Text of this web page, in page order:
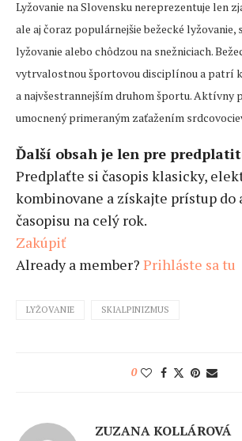
Lyžovanie na Slovensku nereprezentuje len
ale aj čoraz populárnejšie bežecké
lyžovanie alebo chôdzou na snežniciach.
vytrvalostnou športovou disciplínou a patrí
a najvšestrannejším druhom športu. Aktívny
umocnený primeraným zaťažením
Ďalší obsah je len pre
Predplaťte si časopis klasicky,
kombinovane a získajte prístup do
časopisu na celý rok.
Zakúpiť
Already a member? Prihláste sa tu
LYŽOVANIE SKIALPINIZMUS
0
ZUZANA KOLLÁROVÁ